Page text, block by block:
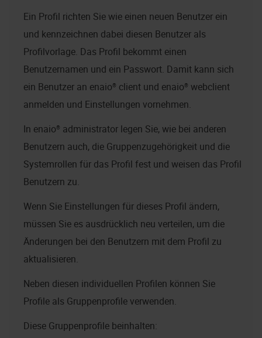
Ein Profil richten Sie wie einen neuen Benutzer ein
und kennzeichnen dabei diesen Benutzer als
Profilvorlage. Das Profil bekommt einen
Benutzernamen und ein Passwort. Damit kann sich
ein Benutzer an enaio® client und enaio® webclient
anmelden und Einstellungen vornehmen.
In enaio® administrator legen Sie, wie bei anderen
Benutzern auch, die Gruppenzugehörigkeit und die
Systemrollen für das Profil fest und weisen das Profil
Benutzern zu.
Wenn Sie Einstellungen für dieses Profil ändern,
müssen Sie es ausdrücklich neu verteilen, um die
Änderungen bei den Benutzern mit dem Profil zu
aktualisieren.
Neben diesen individuellen Profilen können Sie
Profile als Gruppenprofile verwenden.
Diese Gruppenprofile beinhalten: